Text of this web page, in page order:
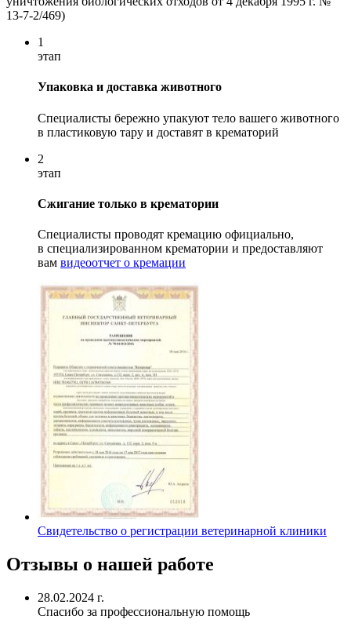
13-7-2/469)
1
этап
Упаковка и доставка животного
Специалисты бережно упакуют тело вашего животного
в пластиковую тару и доставят в крематорий
2
этап
Сжигание только в крематории
Специалисты проводят кремацию официально,
в специализированном крематории и предоставляют
вам видеоотчет о кремации
Свидетельство о регистрации ветеринарной клиники
Отзывы о нашей работе
28.02.2024 г.
Спасибо за профессиональную помощь